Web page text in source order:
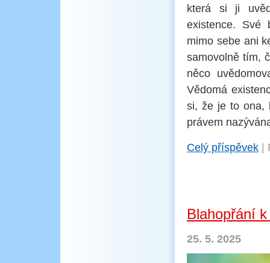
která si ji
existence. Své
mimo sebe ani
samovolně tím,
něco
Vědomá
si, že je to ona,
právem
Celý příspěvek
Blahopřání
25. 5. 2025